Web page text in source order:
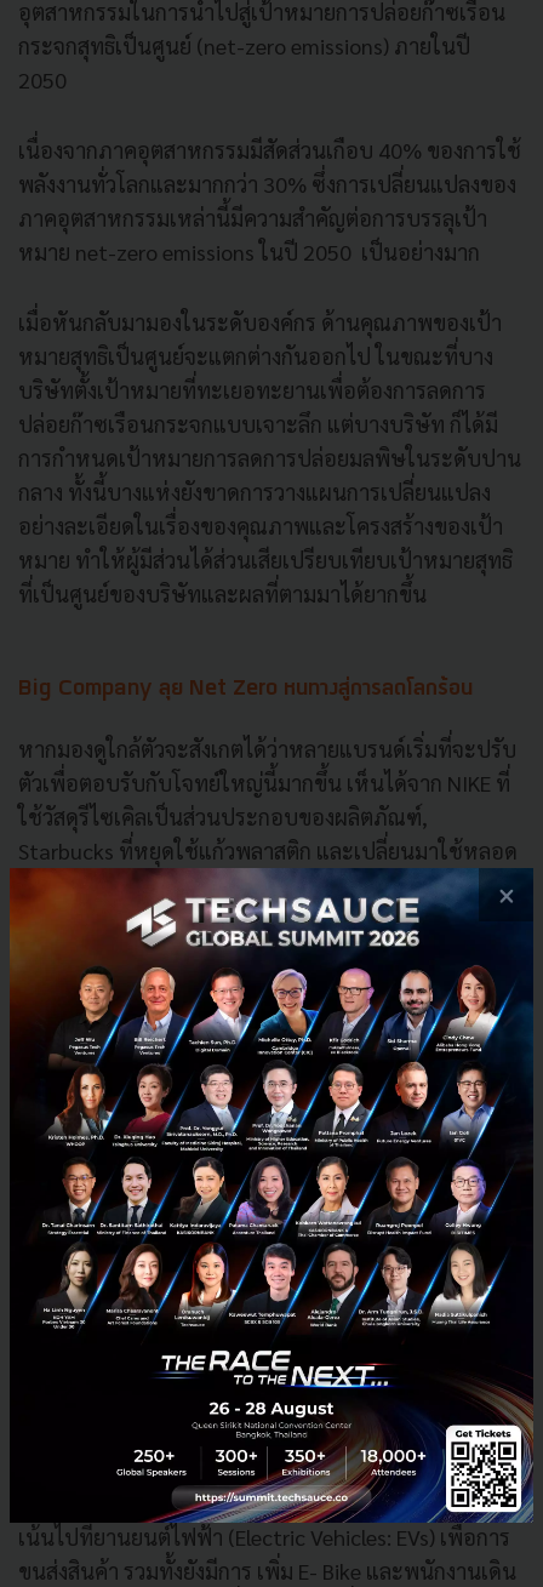
อุตสาหกรรมในการนำไปสู่เป้าหมายการปล่อยก๊าซเรือน
กระจกสุทธิเป็นศูนย์ (net-zero emissions) ภายในปี
2050
เนื่องจากภาคอุตสาหกรรมมีสัดส่วนเกือบ 40% ของการใช้
พลังงานทั่วโลกและมากกว่า 30% ซึ่งการเปลี่ยนแปลงของ
ภาคอุตสาหกรรมเหล่านี้มีความสำคัญต่อการบรรลุเป้า
หมาย net-zero emissions ในปี 2050 เป็นอย่างมาก
เมื่อหันกลับมามองในระดับองค์กร ด้านคุณภาพของเป้า
หมายสุทธิเป็นศูนย์จะแตกต่างกันออกไป ในขณะที่บาง
บริษัทตั้งเป้าหมายที่ทะเยอทะยานเพื่อต้องการลดการ
ปล่อยก๊าซเรือนกระจกแบบเจาะลึก แต่บางบริษัท ก็ได้มี
การกำหนดเป้าหมายการลดการปล่อยมลพิษในระดับปาน
กลาง ทั้งนี้บางแห่งยังขาดการวางแผนการเปลี่ยนแปลง
อย่างละเอียดในเรื่องของคุณภาพและโครงสร้างของเป้า
หมาย ทำให้ผู้มีส่วนได้ส่วนเสียเปรียบเทียบเป้าหมายสุทธิ
ที่เป็นศูนย์ของบริษัทและผลที่ตามมาได้ยากขึ้น
Big Company ลุย Net Zero หนทางสู่การลดโลกร้อน
หากมองดูใกล้ตัวจะสังเกตได้ว่าหลายแบรนด์เริ่มที่จะปรับ
ตัวเพื่อตอบรับกับโจทย์ใหญ่นี้มากขึ้น เห็นได้จาก NIKE ที่
ใช้วัสดุรีไซเคิลเป็นส่วนประกอบของผลิตภัณฑ์,
Starbucks ที่หยุดใช้แก้วพลาสติก และเปลี่ยนมาใช้หลอด
และแบรนด์อิเล็กทรอนิกส์อย่าง Samsung ที่ให้มูลค่ากับ
เรื่องสิ่งแวดล้อม โดยไม่ให้ Adapter และหูฟัง เพื่อลด
จำนวนขยะอิเล็กทรอนิกส์ หรือแม้กระทั่ง Apple ที่เคลม
ว่าการที่ไม่แถมหัวชาร์จและหูฟังมาให้ในกล่อง iPhone
ตั้งแต่ปี 2020 เป็นต้นมา สามารถลดปริมาณการปล่อยก๊าซ
คาร์บอนลงไปได้มากถึง 2 ล้านตันต่อปี เทียบเท่ากับการนำ
รถออกจากท้องถนนไปได้ถึง 500,000 คันเลยทีเดียว
รวมทั้ง Microsoft อีกหนึ่งองค์กรที่ออกมาประกาศว่าจะ
ลดการปล่อย CO2 ให้เป็นศูนย์ให้ได้ รวมทั้งจะเปลี่ยนไป
ใช้แหล่งพลังงานหมุนเวียนทั้งหมด โดยจะปล่อยคาร์บอน
เป็นศูนย์ ภายในปี 2050 ซึ่งการดำเนินการสำคัญ คือการ
เพิ่มค่าธรรมเนียมคาร์บอนในองค์กรของตัวเอง
หรือแม้กระทั่ง Amazon ยักษ์ใหญ่ด้านค้าปลีกที่ได้มีการ
วางแผนลงทุน 1 พันล้านยูโร (3.6 หมื่นล้านบาท) เป็น
ระยะเวลา 5 ปี เพื่อเพิ่มหน่วยขนส่งสินค้าในยุโรป โดยมุ่ง
เน้นไปที่ยานยนต์ไฟฟ้า (Electric Vehicles: EVs) เพื่อการ
ขนส่งสินค้า รวมทั้งยังมีการ เพิ่ม E- Bike และพนักงานเดิน
×